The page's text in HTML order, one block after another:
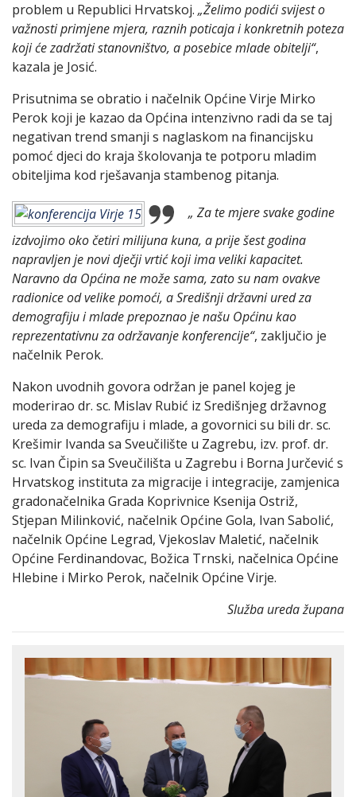
problem u Republici Hrvatskoj. „Želimo podići svijest o
važnosti primjene mjera, raznih poticaja i konkretnih poteza
koji će zadržati stanovništvo, a posebice mlade obitelji“,
kazala je Josić.
Prisutnima se obratio i načelnik Općine Virje Mirko
Perok koji je kazao da Općina intenzivno radi da se taj
negativan trend smanji s naglaskom na financijsku
pomoć djeci do kraja školovanja te potporu mladim
obiteljima kod rješavanja stambenog pitanja.
„ Za te mjere svake godine
izdvojimo oko četiri milijuna kuna, a prije šest godina
napravljen je novi dječji vrtić koji ima veliki kapacitet.
Naravno da Općina ne može sama, zato su nam ovakve
radionice od velike pomoći, a Središnji državni ured za
demografiju i mlade prepoznao je našu Općinu kao
reprezentativnu za održavanje konferencije“, zaključio je
načelnik Perok.
Nakon uvodnih govora održan je panel kojeg je
moderirao dr. sc. Mislav Rubić iz Središnjeg državnog
ureda za demografiju i mlade, a govornici su bili dr. sc.
Krešimir Ivanda sa Sveučilište u Zagrebu, izv. prof. dr.
sc. Ivan Čipin sa Sveučilišta u Zagrebu i Borna Jurčević s
Hrvatskog instituta za migracije i integracije, zamjenica
gradonačelnika Grada Koprivnice Ksenija Ostriž,
Stjepan Milinković, načelnik Općine Gola, Ivan Sabolić,
načelnik Općine Legrad, Vjekoslav Maletić, načelnik
Općine Ferdinandovac, Božica Trnski, načelnica Općine
Hlebine i Mirko Perok, načelnik Općine Virje.
Služba ureda župana